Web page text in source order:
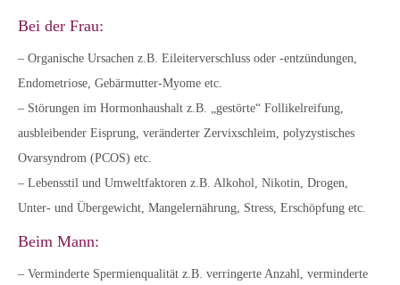
Bei der Frau:
– Organische Ursachen z.B. Eileiterverschluss oder -entzündungen,
Endometriose, Gebärmutter-Myome etc.
– Störungen im Hormonhaushalt z.B. „gestörte“ Follikelreifung,
ausbleibender Eisprung, veränderter Zervixschleim, polyzystisches
Ovarsyndrom (PCOS) etc.
– Lebensstil und Umweltfaktoren z.B. Alkohol, Nikotin, Drogen,
Unter- und Übergewicht, Mangelernährung, Stress, Erschöpfung etc.
Beim Mann:
– Verminderte Spermienqualität z.B. verringerte Anzahl, verminderte